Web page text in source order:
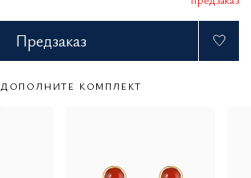
Предзаказ
ДОПОЛНИТЕ КОМПЛЕКТ